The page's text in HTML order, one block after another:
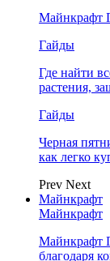
Майнкрафт
Гайды
Где найти
растения,
Гайды
Черная
как легко
Prev Next
Майнкрафт
Майнкрафт
Майнкрафт
благодаря